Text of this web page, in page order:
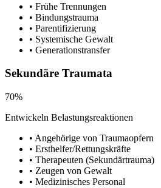
• Frühe Trennungen
• Bindungstrauma
• Parentifizierung
• Systemische Gewalt
• Generationstransfer
Sekundäre Traumata
70%
Entwickeln Belastungsreaktionen
• Angehörige von Traumaopfern
• Ersthelfer/Rettungskräfte
• Therapeuten (Sekundärtrauma)
• Zeugen von Gewalt
• Medizinisches Personal